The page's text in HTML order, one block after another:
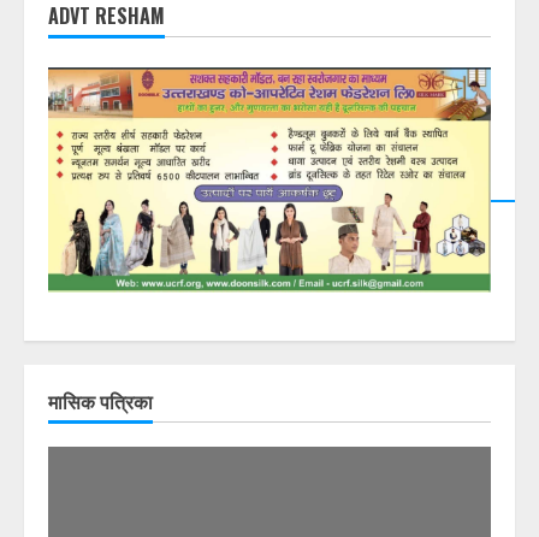
ADVT RESHAM
मासिक पत्रिका
DearFlip: Loading PDF
23% ...